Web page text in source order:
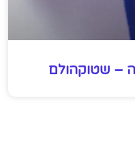
– שטוקהולם